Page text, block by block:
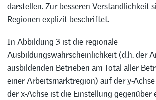
darstellen. Zur besseren Verständlichkeit
Regionen explizit beschriftet.
In Abbildung 3 ist die regionale
Ausbildungswahrscheinlichkeit (d.h. der
ausbildenden Betrieben am Total aller
einer Arbeitsmarktregion) auf der y-
der x-Achse ist die Einstellung gegenüber